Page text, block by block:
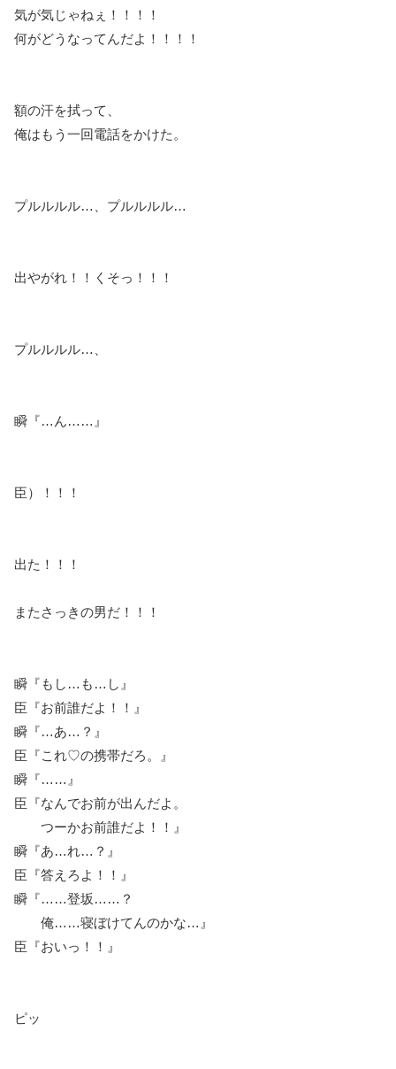
気が気じゃねぇ！！！！
何がどうなってんだよ！！！！
額の汗を拭って、
俺はもう一回電話をかけた。
プルルルル…、プルルルル…
出やがれ！！くそっ！！！
プルルルル…、
瞬『…ん……』
臣）！！！
出た！！！
またさっきの男だ！！！
瞬『もし…も…し』
臣『お前誰だよ！！』
瞬『…あ…？』
臣『これ♡の携帯だろ。』
瞬『……』
臣『なんでお前が出んだよ。
つーかお前誰だよ！！』
瞬『あ…れ…？』
臣『答えろよ！！』
瞬『……登坂……？
俺……寝ぼけてんのかな…』
臣『おいっ！！』
ピッ